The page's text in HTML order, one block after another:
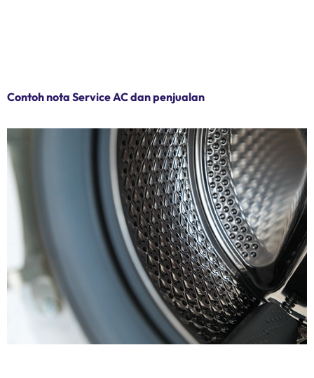
Contoh nota Service AC dan penjualan